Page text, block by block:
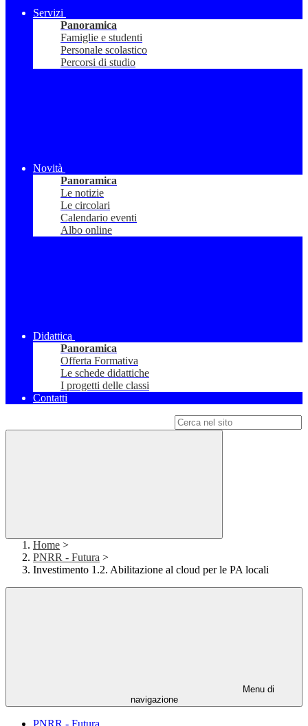
Servizi
Panoramica
Famiglie e studenti
Personale scolastico
Percorsi di studio
Novità
Panoramica
Le notizie
Le circolari
Calendario eventi
Albo online
Didattica
Panoramica
Offerta Formativa
Le schede didattiche
I progetti delle classi
Contatti
Home >
PNRR - Futura >
Investimento 1.2. Abilitazione al cloud per le PA locali
Menu di
navigazione